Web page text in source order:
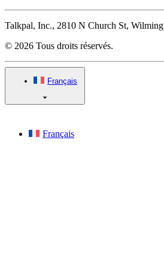
Talkpal, Inc., 2810 N Church St,
© 2026 Tous droits réservés.
Français
Français